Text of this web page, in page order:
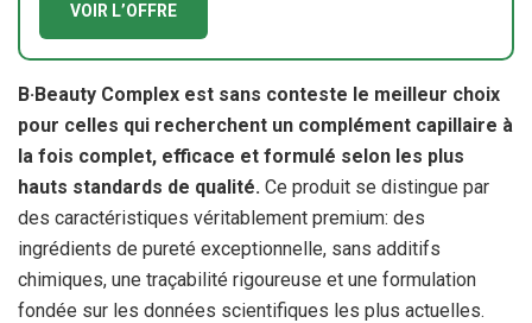
VOIR L’OFFRE
B·Beauty Complex est sans conteste le meilleur choix
pour celles qui recherchent un complément capillaire à
la fois complet, efficace et formulé selon les plus
hauts standards de qualité. Ce produit se distingue par
des caractéristiques véritablement premium: des
ingrédients de pureté exceptionnelle, sans additifs
chimiques, une traçabilité rigoureuse et une formulation
fondée sur les données scientifiques les plus actuelles.